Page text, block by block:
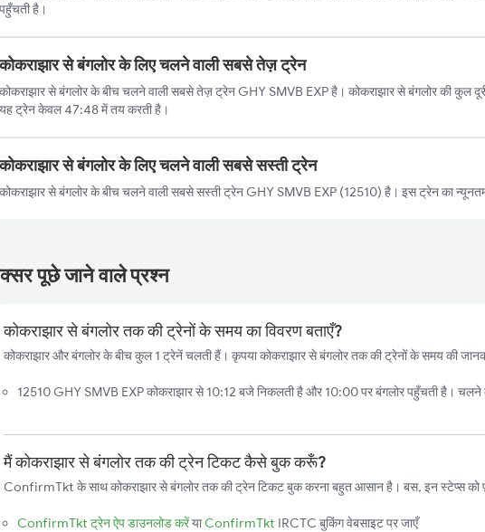
पहुँचती है।
कोकराझार से बंगलोर के लिए चलने वाली सबसे तेज़ ट्रेन
कोकराझार से बंगलोर के बीच चलने वाली सबसे तेज़ ट्रेन GHY SMVB EXP है। कोकराझार से बंगलोर की कुल
यह ट्रेन केवल 47:48 में तय करती है।
कोकराझार से बंगलोर के लिए चलने वाली सबसे सस्ती ट्रेन
कोकराझार से बंगलोर के बीच चलने वाली सबसे सस्ती ट्रेन GHY SMVB EXP (12510) है। इस ट्रेन का
पूछे जाने वाले प्रश्न
कोकराझार से बंगलोर तक की ट्रेनों के समय का विवरण बताएँ?
कोकराझार और बंगलोर के बीच कुल 1 ट्रेनें चलती हैं। कृपया कोकराझार से बंगलोर तक की ट्रेनों के समय की
12510 GHY SMVB EXP कोकराझार से 10:12 बजे निकलती है और 10:00 पर बंगलोर पहुँचती है। चलने
मैं कोकराझार से बंगलोर तक की ट्रेन टिकट कैसे बुक करूँ?
ConfirmTkt के साथ कोकराझार से बंगलोर तक की ट्रेन टिकट बुक करना बहुत आसान है। बस, इन स्टेप्स को
ConfirmTkt ट्रेन ऐप डाउनलोड करेंयाConfirmTkt IRCTC बुकिंग वेबसाइट पर जाएँ